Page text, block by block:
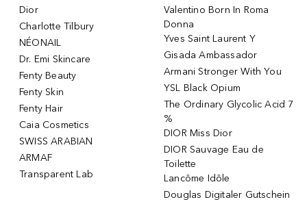
Dior
Charlotte Tilbury
NÉONAIL
Dr. Emi Skincare
Fenty Beauty
Fenty Skin
Fenty Hair
Caia Cosmetics
SWISS ARABIAN
ARMAF
Transparent Lab
Valentino Born In Roma
Donna
Yves Saint Laurent Y
Gisada Ambassador
Armani Stronger With You
YSL Black Opium
The Ordinary Glycolic Acid 7
%
DIOR Miss Dior
DIOR Sauvage Eau de
Toilette
Lancôme Idôle
Douglas Digitaler Gutschein